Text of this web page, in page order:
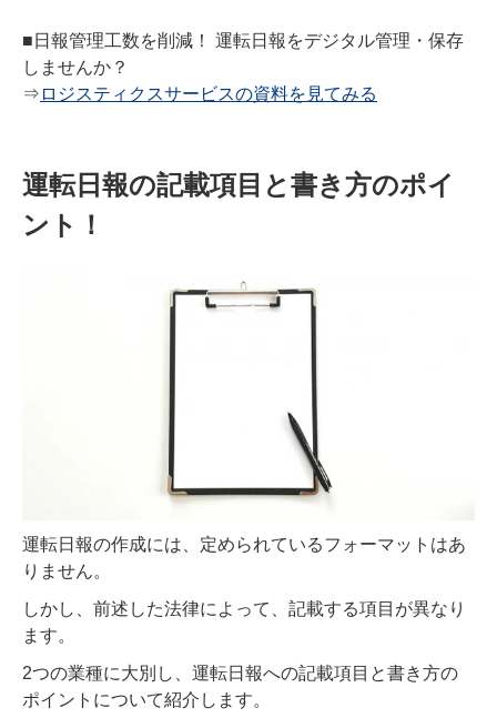
■日報管理工数を削減！ 運転日報をデジタル管理・保存
しませんか？
⇒ ロジスティクスサービスの資料を見てみる
運転日報の記載項目と書き方のポイ
ント！
運転日報の作成には、定められているフォーマットはあ
りません。
しかし、前述した法律によって、記載する項目が異なり
ます。
2つの業種に大別し、運転日報への記載項目と書き方の
ポイントについて紹介します。